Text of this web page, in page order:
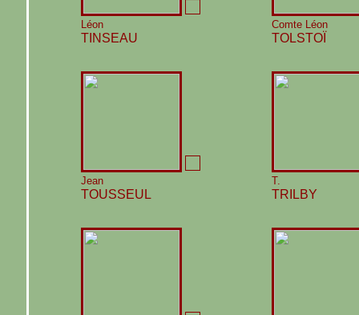
Léon
TINSEAU
Comte Léon
TOLSTOÏ
Jean
TOUSSEUL
T.
TRILBY